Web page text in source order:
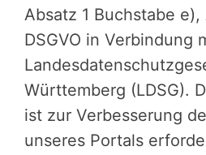
Absatz 1 Buchstabe
DSGVO in Verbindung
Württemberg (LDSG).
ist zur Verbesserung
unseres Portals